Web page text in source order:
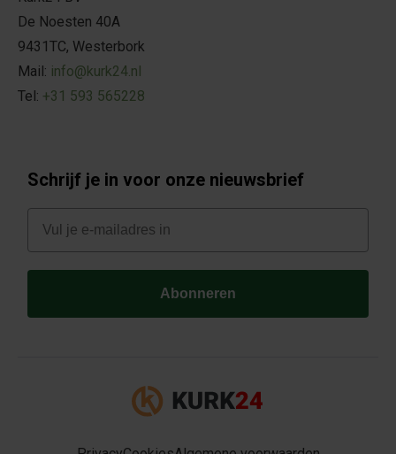
De Noesten 40A
9431TC, Westerbork
Mail: info@kurk24.nl
Tel: +31 593 565228
Schrijf je in voor onze nieuwsbrief
E-mail
Abonneren